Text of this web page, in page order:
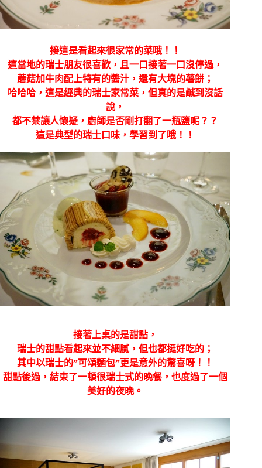
接這是看起來很家常的菜哦！！
這當地的瑞士朋友很喜歡，且一口接著一口沒停過，
蘑菇加牛肉配上特有的醬汁，還有大塊的薯餅；
哈哈哈，這是經典的瑞士家常菜，但真的是鹹到沒話
說，
都不禁讓人懷疑，廚師是否剛打翻了一瓶鹽呢？？
這是典型的瑞士口味，學習到了哦！！
接著上桌的是甜點，
瑞士的甜點看起來並不細膩，但也都挺好吃的；
其中以瑞士的”可頌麵包”更是意外的驚喜呀！！
甜點後過，結束了一頓很瑞士式的晚餐，也度過了一個
美好的夜晚。